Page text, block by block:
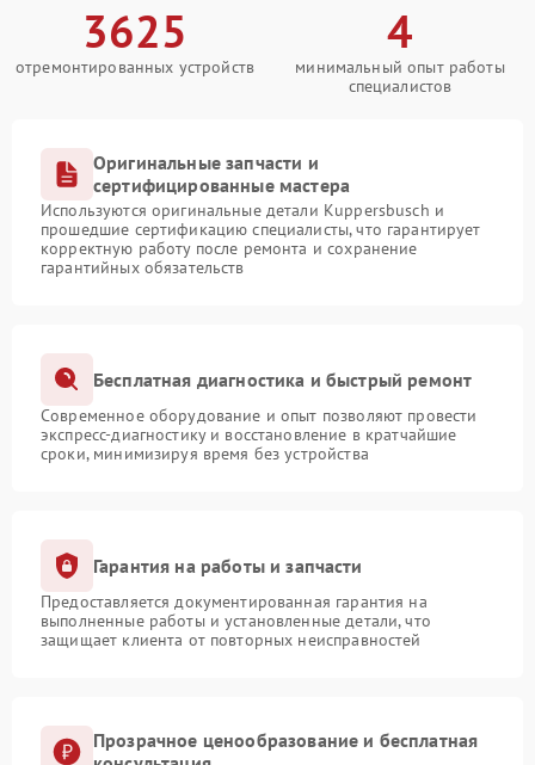
3625
отремонтированных устройств
4
минимальный опыт работы
специалистов
Оригинальные запчасти и
сертифицированные мастера
Используются оригинальные детали Kuppersbusch и
прошедшие сертификацию специалисты, что гарантирует
корректную работу после ремонта и сохранение
гарантийных обязательств
Бесплатная диагностика и быстрый ремонт
Современное оборудование и опыт позволяют провести
экспресс-диагностику и восстановление в кратчайшие
сроки, минимизируя время без устройства
Гарантия на работы и запчасти
Предоставляется документированная гарантия на
выполненные работы и установленные детали, что
защищает клиента от повторных неисправностей
Прозрачное ценообразование и бесплатная